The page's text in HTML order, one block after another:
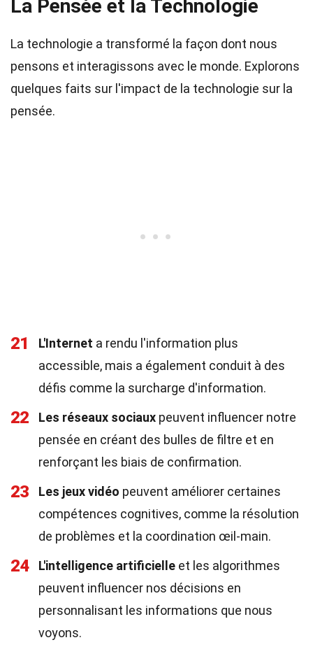
La Pensée et la Technologie
La technologie a transformé la façon dont nous
pensons et interagissons avec le monde. Explorons
quelques faits sur l'impact de la technologie sur la
pensée.
21 L'Internet a rendu l'information plus
accessible, mais a également conduit à des
défis comme la surcharge d'information.
22 Les réseaux sociaux peuvent influencer notre
pensée en créant des bulles de filtre et en
renforçant les biais de confirmation.
23 Les jeux vidéo peuvent améliorer certaines
compétences cognitives, comme la résolution
de problèmes et la coordination œil-main.
24 L'intelligence artificielle et les algorithmes
peuvent influencer nos décisions en
personnalisant les informations que nous
voyons.